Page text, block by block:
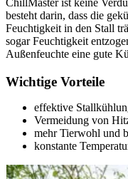
ChillMaster ist keine
besteht darin, dass die
Feuchtigkeit in den Stall
sogar Feuchtigkeit
Außenfeuchte eine gute
Wichtige Vorteile
effektive
Vermeidung von
mehr Tierwohl und
konstante